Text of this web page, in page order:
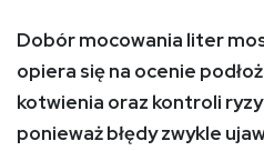
Dobór mocowania liter
opiera się na ocenie
kotwienia oraz kontroli
ponieważ błędy zwykle